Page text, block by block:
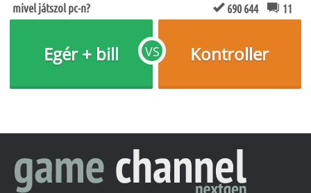
mivel játszol pc-n? 690 644 11
VS
Egér + bill Kontroller